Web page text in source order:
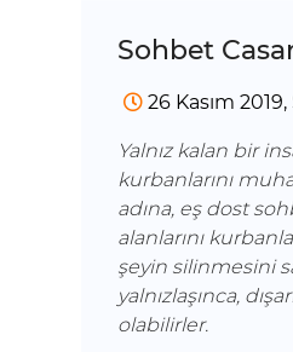
Sohbet
26 Kasım 2019,
Yalnız kalan bir
kurbanlarını
adına, eş dost
alanlarını
şeyin silinmesini
yalnızlaşınca,
olabilirler.